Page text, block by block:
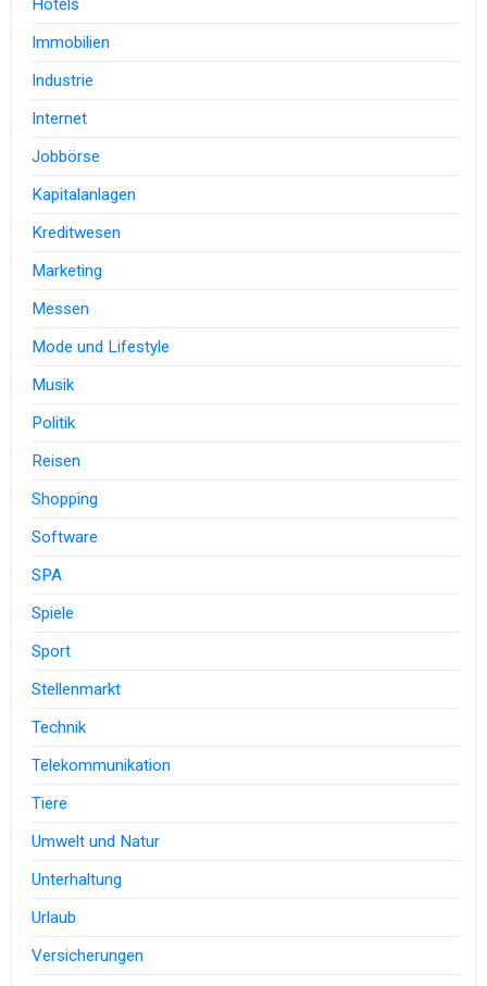
Hotels
Immobilien
Industrie
Internet
Jobbörse
Kapitalanlagen
Kreditwesen
Marketing
Messen
Mode und Lifestyle
Musik
Politik
Reisen
Shopping
Software
SPA
Spiele
Sport
Stellenmarkt
Technik
Telekommunikation
Tiere
Umwelt und Natur
Unterhaltung
Urlaub
Versicherungen